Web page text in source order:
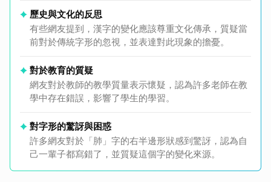
歷史與文化的反思
有些網友提到，漢字的變化應該尊重文化傳承，質疑當
前對於傳統字形的忽視，並表達對此現象的擔憂。
對於教育的質疑
網友對於教師的教學質量表示懷疑，認為許多老師在教
學中存在錯誤，影響了學生的學習。
對字形的驚訝與困惑
許多網友對於「肺」字的右半邊形狀感到驚訝，認為自
己一輩子都寫錯了，並質疑這個字的變化來源。
取消